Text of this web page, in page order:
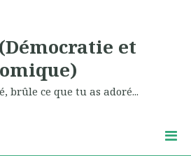
et
brûle ce que tu as adoré...